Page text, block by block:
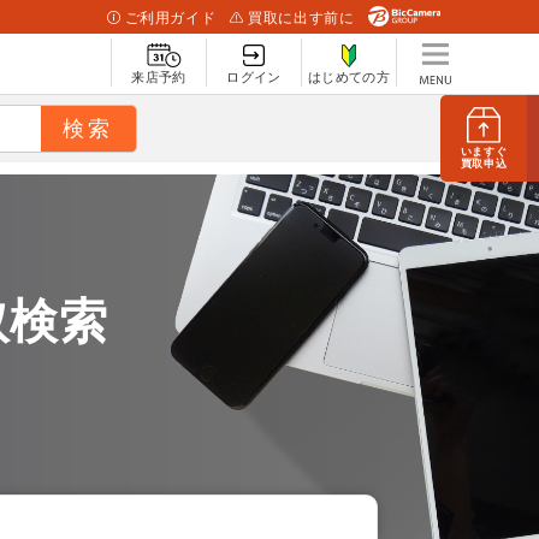
いますぐ
買取申込
ご利用ガイド 買取に出す前に
来店予約 ログイン はじめての方
索